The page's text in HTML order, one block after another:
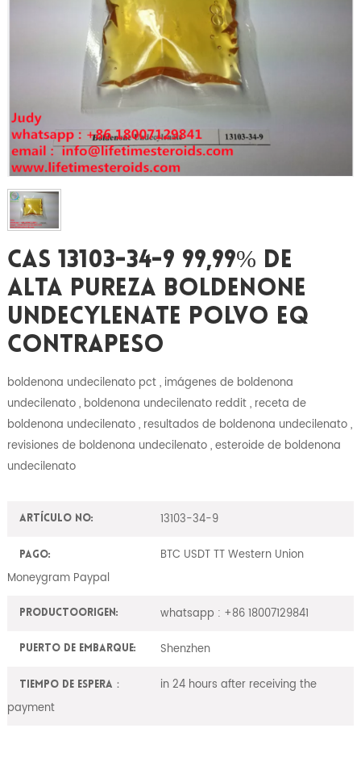
CAS 13103-34-9 99,99% De
Alta Pureza Boldenone
Undecylenate Polvo EQ
Contrapeso
boldenona undecilenato pct , imágenes de boldenona
undecilenato , boldenona undecilenato reddit , receta de
boldenona undecilenato , resultados de boldenona undecilenato ,
revisiones de boldenona undecilenato , esteroide de boldenona
undecilenato
Artículo No: 13103-34-9
Pago:
BTC USDT TT Western Union
Moneygram Paypal
ProductoOrigen: whatsapp : +86 18007129841
Puerto de embarque: Shenzhen
Tiempo de espera：
in 24 hours after receiving the
payment